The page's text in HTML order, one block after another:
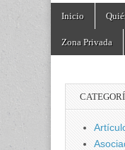
Main
Skip
content
Inicio
Zona Privada